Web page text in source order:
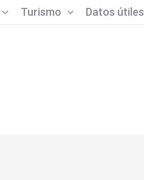
Turismo Datos útiles